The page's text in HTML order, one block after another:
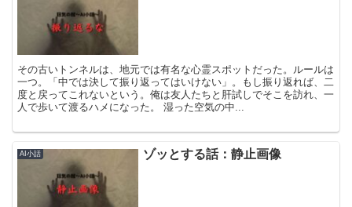
その古いトンネルは、地元では有名な心霊スポットだった。ルールは
一つ。「中では決して振り返ってはいけない」。もし振り返れば、二
度と戻ってこれないという。俺は友人たちと肝試しでそこを訪れ、一
人で歩いて渡るハメになった。 湿った空気の中...
AI小話 ゾッとする話：静止画像